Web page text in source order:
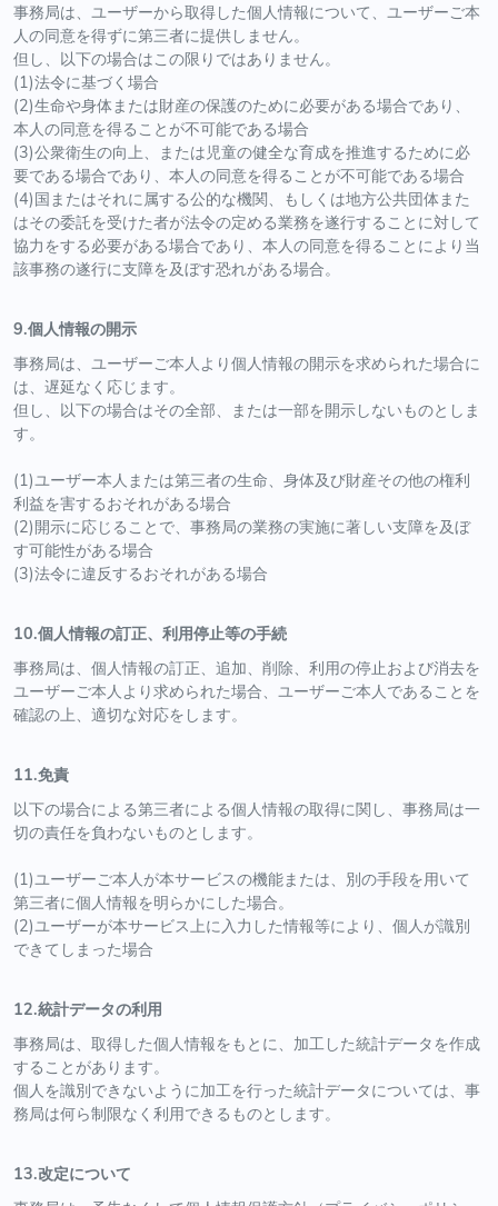
事務局は、ユーザーから取得した個人情報について、ユーザーご本
人の同意を得ずに第三者に提供しません。
但し、以下の場合はこの限りではありません。
(1)法令に基づく場合
(2)生命や身体または財産の保護のために必要がある場合であり、
本人の同意を得ることが不可能である場合
(3)公衆衛生の向上、または児童の健全な育成を推進するために必
要である場合であり、本人の同意を得ることが不可能である場合
(4)国またはそれに属する公的な機関、もしくは地方公共団体また
はその委託を受けた者が法令の定める業務を遂行することに対して
協力をする必要がある場合であり、本人の同意を得ることにより当
該事務の遂行に支障を及ぼす恐れがある場合。
9.個人情報の開示
事務局は、ユーザーご本人より個人情報の開示を求められた場合に
は、遅延なく応じます。
但し、以下の場合はその全部、または一部を開示しないものとしま
す。
(1)ユーザー本人または第三者の生命、身体及び財産その他の権利
利益を害するおそれがある場合
(2)開示に応じることで、事務局の業務の実施に著しい支障を及ぼ
す可能性がある場合
(3)法令に違反するおそれがある場合
10.個人情報の訂正、利用停止等の手続
事務局は、個人情報の訂正、追加、削除、利用の停止および消去を
ユーザーご本人より求められた場合、ユーザーご本人であることを
確認の上、適切な対応をします。
11.免責
以下の場合による第三者による個人情報の取得に関し、事務局は一
切の責任を負わないものとします。
(1)ユーザーご本人が本サービスの機能または、別の手段を用いて
第三者に個人情報を明らかにした場合。
(2)ユーザーが本サービス上に入力した情報等により、個人が識別
できてしまった場合
12.統計データの利用
事務局は、取得した個人情報をもとに、加工した統計データを作成
することがあります。
個人を識別できないように加工を行った統計データについては、事
務局は何ら制限なく利用できるものとします。
13.改定について